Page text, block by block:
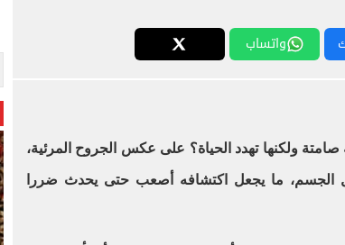
واتساب
ولكنها تهدد الحياة؟ على عكس الجروح المرئية،
الجسم، ما يجعل اكتشافه أصعب حتى يحدث ضررا